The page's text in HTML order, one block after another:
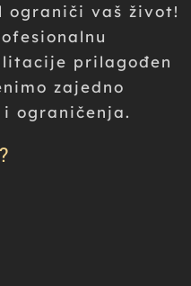
ograniči vaš život!
prilagođen
zajedno
ograničenja.